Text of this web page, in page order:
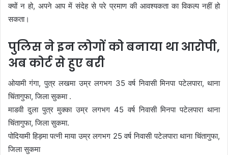
क्यों न हो, अपने आप में संदेह से परे प्रमाण की आवश्यकता का विकल्प नहीं हो
सकता।
पुलिस ने इन लोगों को बनाया था आरोपी,
अब कोर्ट से हुए बरी
ओयामी गंगा, पुत्र लखमा उम्र लगभग 35 वर्ष निवासी मिनपा पटेलपारा, थाना
चिंतागुफा, जिला सुकमा .
माडवी दुला पुत्र मुक्का उम्र लगभग 45 वर्ष निवासी मिनपा पटेलपारा थाना
चिंतागुफा, जिला सुकमा.
पोदियामी हिड़मा पत्नी माया उम्र लगभग 25 वर्ष निवासी पटेलपारा थाना चिंतागुफा,
जिला सुकमा